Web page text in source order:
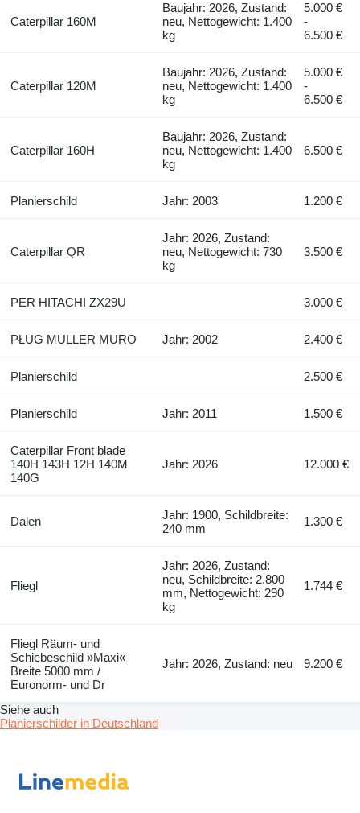
Caterpillar 160M
Baujahr: 2026, Zustand:
neu, Nettogewicht: 1.400
kg
5.000 €
-
6.500 €
Caterpillar 120M
Baujahr: 2026, Zustand:
neu, Nettogewicht: 1.400
kg
5.000 €
-
6.500 €
Caterpillar 160H
Baujahr: 2026, Zustand:
neu, Nettogewicht: 1.400
kg
6.500 €
Planierschild Jahr: 2003 1.200 €
Caterpillar QR
Jahr: 2026, Zustand:
neu, Nettogewicht: 730
kg
3.500 €
PER HITACHI ZX29U 3.000 €
PŁUG MULLER MURO Jahr: 2002 2.400 €
Planierschild 2.500 €
Planierschild Jahr: 2011 1.500 €
Caterpillar Front blade
140H 143H 12H 140M
140G
Jahr: 2026 12.000 €
Dalen
Jahr: 1900, Schildbreite:
240 mm
1.300 €
Fliegl
Jahr: 2026, Zustand:
neu, Schildbreite: 2.800
mm, Nettogewicht: 290
kg
1.744 €
Fliegl Räum- und
Schiebeschild »Maxi«
Breite 5000 mm /
Euronorm- und Dr
Jahr: 2026, Zustand: neu 9.200 €
Siehe auch
Planierschilder in Deutschland